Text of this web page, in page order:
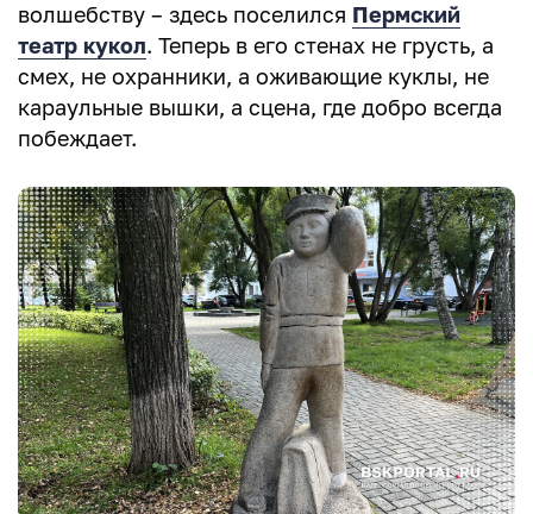
волшебству – здесь поселился Пермский
театр кукол. Теперь в его стенах не грусть, а
смех, не охранники, а оживающие куклы, не
караульные вышки, а сцена, где добро всегда
побеждает.